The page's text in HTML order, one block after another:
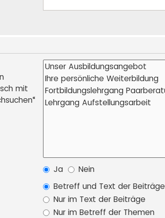
mit
Ja
Nein
Betreff und Text der Beiträge
Nur im Text der Beiträge
Nur im Betreff der Themen